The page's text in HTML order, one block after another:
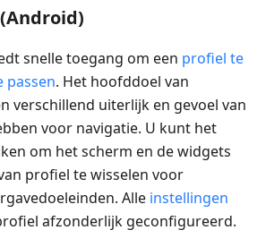
snelle toegang om een profiel te
passen. Het hoofddoel van
verschillend uiterlijk en gevoel van
voor navigatie. U kunt het
om het scherm en de widgets
profiel te wisselen voor
Alle instellingen
afzonderlijk geconfigureerd.